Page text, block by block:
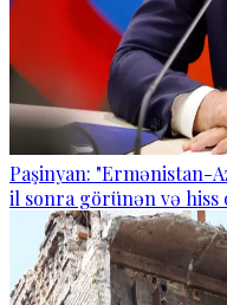
Paşinyan: "Ermənistan-
il sonra görünən və hiss